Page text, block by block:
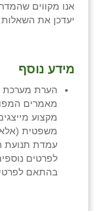
אנו מקווים
יעדכן את
מידע נוסף
הערת מערכת
מאמרים
מקצוע
משפטית (אלא
עמדת תנועת
לפרטים
בהתאם
חבצלת השרון
יבול (מורג)